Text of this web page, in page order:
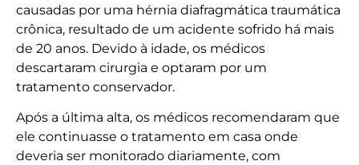
causadas por uma hérnia diafragmática traumática
crônica, resultado de um acidente sofrido há mais
de 20 anos. Devido à idade, os médicos
descartaram cirurgia e optaram por um
tratamento conservador.
Após a última alta, os médicos recomendaram que
ele continuasse o tratamento em casa onde
deveria ser monitorado diariamente, com